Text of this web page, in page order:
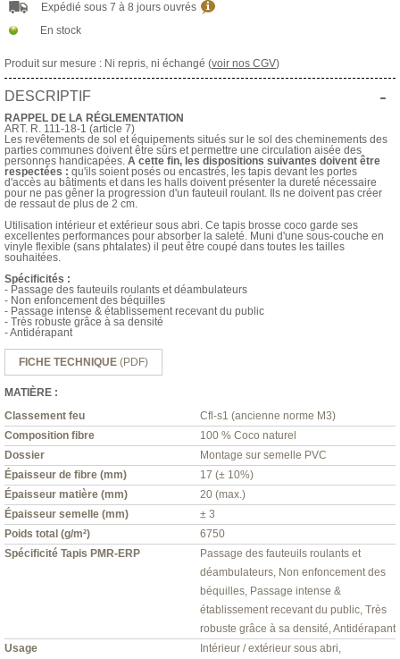
Expédié sous 7 à 8 jours ouvrés
En stock
Produit sur mesure : Ni repris, ni échangé (voir nos CGV)
DESCRIPTIF -
RAPPEL DE LA RÉGLEMENTATION
ART. R. 111-18-1 (article 7)
Les revêtements de sol et équipements situés sur le sol des cheminements des
parties communes doivent être sûrs et permettre une circulation aisée des
personnes handicapées. A cette fin, les dispositions suivantes doivent être
respectées : qu'ils soient posés ou encastrés, les tapis devant les portes
d'accès au bâtiments et dans les halls doivent présenter la dureté nécessaire
pour ne pas gêner la progression d'un fauteuil roulant. Ils ne doivent pas créer
de ressaut de plus de 2 cm.
Utilisation intérieur et extérieur sous abri. Ce tapis brosse coco garde ses
excellentes performances pour absorber la saleté. Muni d'une sous-couche en
vinyle flexible (sans phtalates) il peut être coupé dans toutes les tailles
souhaitées.
Spécificités :
- Passage des fauteuils roulants et déambulateurs
- Non enfoncement des béquilles
- Passage intense & établissement recevant du public
- Très robuste grâce à sa densité
- Antidérapant
FICHE TECHNIQUE (PDF)
MATIÈRE :
Classement feu
Cfl-s1 (ancienne norme M3)
Composition fibre
100 % Coco naturel
Dossier
Montage sur semelle PVC
Épaisseur de fibre (mm)
17 (± 10%)
Épaisseur matière (mm)
20 (max.)
Épaisseur semelle (mm)
± 3
Poids total (g/m²)
6750
Spécificité Tapis PMR-ERP
Passage des fauteuils roulants et
déambulateurs, Non enfoncement des
béquilles, Passage intense &
établissement recevant du public, Très
robuste grâce à sa densité, Antidérapant
Usage
Intérieur / extérieur sous abri,